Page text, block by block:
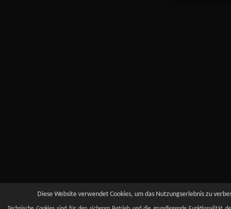
Diese Website verwendet Cookies, um das Nutzungserlebnis zu